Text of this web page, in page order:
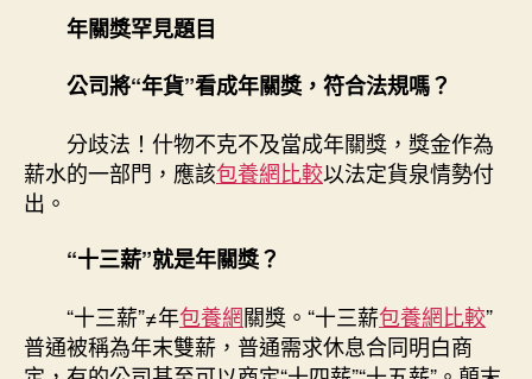
年關獎罕見題目
公司將“年貨”看成年關獎，符合法規嗎？
分歧法！什物不克不及當成年關獎，獎金作為
薪水的一部門，應該包養網比較以法定貨泉情勢付
出。
“十三薪”就是年關獎？
“十三薪”≠年包養網關獎。“十三薪包養網比較”
普通被稱為年末雙薪，普通需求休息合同明白商